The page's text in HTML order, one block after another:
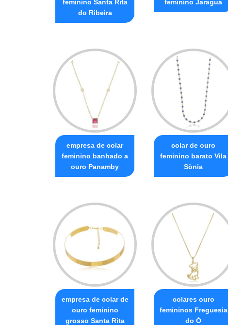
feminino Santa Rita
do Ribeira
feminino Jaraguá
empresa de colar
feminino banhado a
ouro Panamby
colar de ouro
feminino barato Vila
Sônia
empresa de colar de
ouro feminino
grosso Santa Rita
colares ouro
femininos Freguesia
do Ó